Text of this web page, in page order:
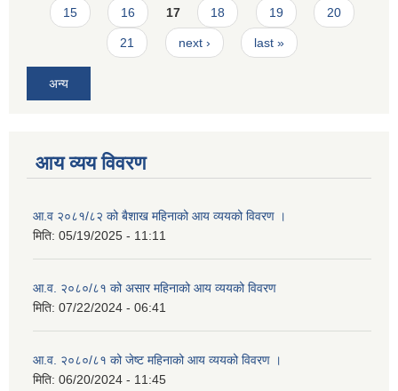
15 16 17 18 19 20
21 next › last »
अन्य
आय व्यय विवरण
आ.व २०८१/८२ को बैशाख महिनाको आय व्ययको विवरण ।
मिति: 05/19/2025 - 11:11
आ.व. २०८०/८१ को असार महिनाको आय व्ययको विवरण
मिति: 07/22/2024 - 06:41
आ.व. २०८०/८१ को जेष्ट महिनाको आय व्ययको विवरण ।
मिति: 06/20/2024 - 11:45